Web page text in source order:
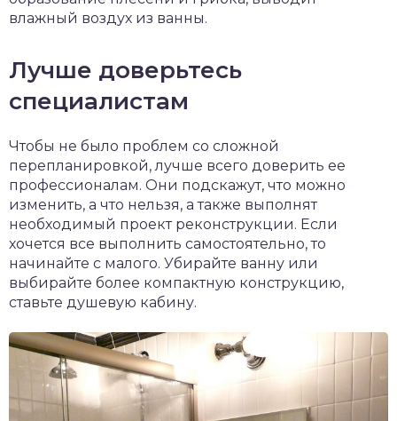
влажный воздух из ванны.
Лучше доверьтесь
специалистам
Чтобы не было проблем со сложной
перепланировкой, лучше всего доверить ее
профессионалам. Они подскажут, что можно
изменить, а что нельзя, а также выполнят
необходимый проект реконструкции. Если
хочется все выполнить самостоятельно, то
начинайте с малого. Убирайте ванну или
выбирайте более компактную конструкцию,
ставьте душевую кабину.